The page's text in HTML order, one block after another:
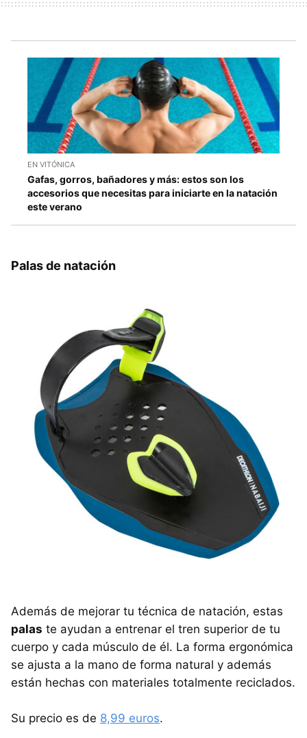
EN VITÓNICA
Gafas, gorros, bañadores y más: estos son los
accesorios que necesitas para iniciarte en la natación
este verano
Palas de natación
Además de mejorar tu técnica de natación, estas
palas te ayudan a entrenar el tren superior de tu
cuerpo y cada músculo de él. La forma ergonómica
se ajusta a la mano de forma natural y además
están hechas con materiales totalmente reciclados.
Su precio es de 8,99 euros.